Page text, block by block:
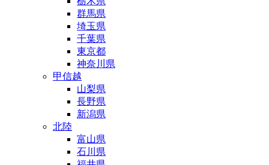
群馬県
埼玉県
千葉県
東京都
神奈川県
甲信越
山梨県
長野県
新潟県
北陸
富山県
石川県